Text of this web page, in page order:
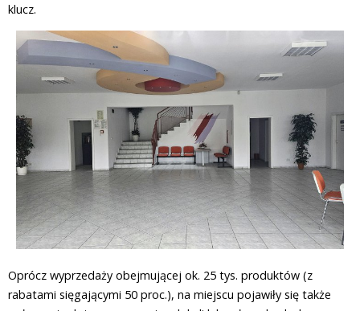
klucz.
Oprócz wyprzedaży obejmującej ok. 25 tys. produktów (z
rabatami sięgającymi 50 proc.), na miejscu pojawiły się także